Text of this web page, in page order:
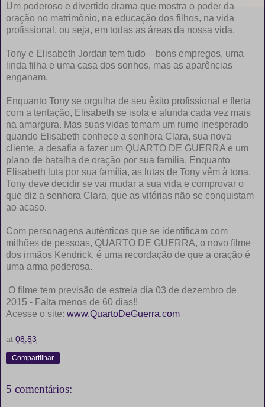
Um poderoso e divertido drama que mostra o poder da
oração no matrimônio, na educação dos filhos, na vida
profissional, ou seja, em todas as áreas da nossa vida.
Tony e Elisabeth Jordan tem tudo – bons empregos, uma
linda filha e uma casa dos sonhos, mas as aparências
enganam.
Enquanto Tony se orgulha de seu êxito profissional e flerta
com a tentação, Elisabeth se isola e afunda cada vez mais
na amargura. Mas suas vidas tomam um rumo inesperado
quando Elisabeth conhece a senhora Clara, sua nova
cliente, a desafia a fazer um QUARTO DE GUERRA e um
plano de batalha de oração por sua família. Enquanto
Elisabeth luta por sua família, as lutas de Tony vêm à tona.
Tony deve decidir se vai mudar a sua vida e comprovar o
que diz a senhora Clara, que as vitórias não se conquistam
ao acaso.
Com personagens autênticos que se identificam com
milhões de pessoas, QUARTO DE GUERRA, o novo filme
dos irmãos Kendrick, é uma recordação de que a oração é
uma arma poderosa.
O filme tem previsão de estreia dia 03 de dezembro de
2015 - Falta menos de 60 dias!!
Acesse o site: www.QuartoDeGuerra.com
at 08:53
Compartilhar
5 comentários: